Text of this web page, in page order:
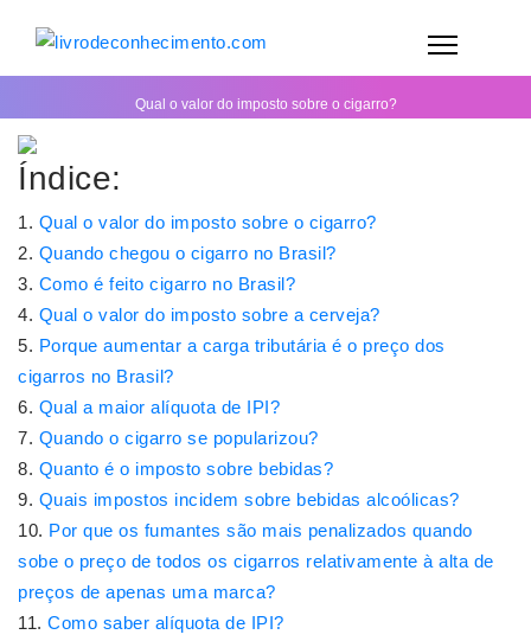
Qual o valor do imposto sobre o cigarro?
Índice:
Qual o valor do imposto sobre o cigarro?
Quando chegou o cigarro no Brasil?
Como é feito cigarro no Brasil?
Qual o valor do imposto sobre a cerveja?
Porque aumentar a carga tributária é o preço dos
cigarros no Brasil?
Qual a maior alíquota de IPI?
Quando o cigarro se popularizou?
Quanto é o imposto sobre bebidas?
Quais impostos incidem sobre bebidas alcoólicas?
Por que os fumantes são mais penalizados quando
sobe o preço de todos os cigarros relativamente à alta de
preços de apenas uma marca?
Como saber alíquota de IPI?